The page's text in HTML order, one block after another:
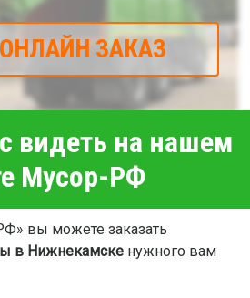
ОНЛАЙН ЗАКАЗ
видеть на нашем
Мусор-РФ
вы можете заказать
в Нижнекамскенужного вам